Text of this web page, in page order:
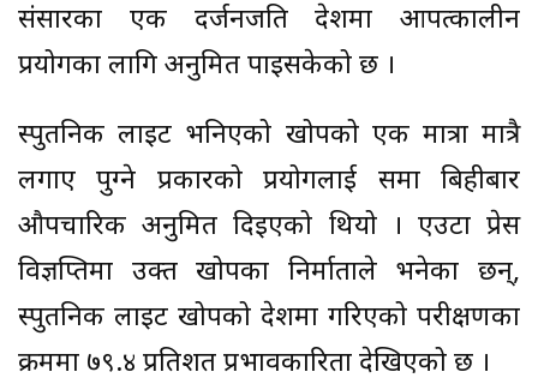
संसारका एक दर्जनजति देशमा आपत्कालीन
प्रयोगका लागि अनुमित पाइसकेको छ ।
स्पुतनिक लाइट भनिएको खोपको एक मात्रा मात्रै
लगाए पुग्ने प्रकारको प्रयोगलाई रुसमा बिहीबार
औपचारिक अनुमित दिइएको थियो । एउटा प्रेस
विज्ञप्तिमा उक्त खोपका निर्माताले भनेका छन्,
स्पुतनिक लाइट खोपको देशमा गरिएको परीक्षणका
क्रममा ७९.४ प्रतिशत प्रभावकारिता देखिएको छ ।